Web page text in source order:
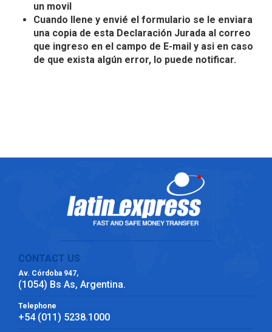
un movil
Cuando llene y envié el formulario se le enviara
una copia de esta Declaración Jurada al correo
que ingreso en el campo de E-mail y asi en caso
de que exista algún error, lo puede notificar.
CONTACT US
Av. Córdoba 947,
(1054) Bs As, Argentina.
Telephone
+54 (011) 5238.1000